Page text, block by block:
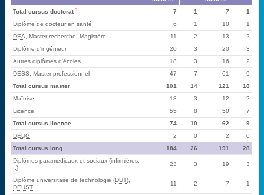
Total cursus doctorat1 7 1 7
1
Diplôme de docteur en santé
6 1 10
1
DEA
, Master recherche, Magistère 11 2 13
2
Diplôme d'ingénieur
20 3 20
3
Autres diplômes d'écoles
18 3 16
2
DESS, Master professionnel
47 7 61
9
Total cursus master
101 14 121
18
Maîtrise
18 3 12
2
Licence
55 8 50
7
Total cursus licence
74 10 62
9
DEUG
2 0 2
0
Total cursus long
184 26 191
28
Diplômes paramédicaux et sociaux (infirmières,
..)
23 3 19 3
Diplôme universitaire de technologie (DUT),
DEUST
11 2 7 1